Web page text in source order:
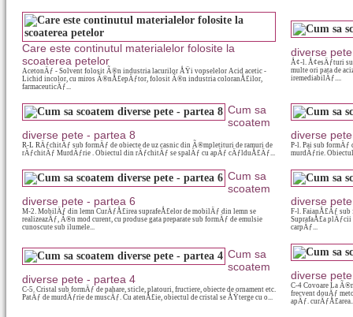
Care este continutul materialelor folosite la
scoaterea petelor
AcetonÄƒ - Solvent folosit Ã®n industria lacurilor ÅŸi vopselelor Acid acetic -
Lichid incolor, cu miros Ã®nÅ£epÄƒtor, folosit Ã®n industria coloranÅ£ilor,
farmaceuticÄƒ...
diverse
Å¢-l. Å¢esÄƒturi
multe ori pata de
iremediabilÄƒ....
Cum sa
scoatem
diverse pete - partea 8
R-L RÄƒchitÄƒ sub formÄƒ de obiecte de uz casnic din Ã®mpletituri de ramuri de
rÄƒchitÄƒ MurdÄƒrie . Obiectul din rÄƒchitÄƒ se spalÄƒ cu apÄƒ cÄƒlduÅ£Äƒ...
diverse
P-l. Pai sub
murdÄƒrie.
Cum sa
scoatem
diverse pete - partea 6
M-2. MobilÄƒ din lemn CurÄƒÅ£irea suprafeÅ£elor de mobilÄƒ din lemn se
realizeazÄƒ, Ã®n mod curent, cu produse gata preparate sub formÄƒ de emulsie
cunoscute sub ilumele...
diverse
F-l. FaianÅ£Äƒ sub
SuprafaÅ£a plÄƒcii
carpÄƒ...
Cum sa
scoatem
diverse pete - partea 4
C-5. Cristal sub formÄƒ de pahare, sticle, platouri, fructiere, obiecte de ornament etc.
PatÄƒ de murdÄƒrie de muscÄƒ. Cu atenÅ£ie, obiectul de cristal se ÅŸterge cu o...
diverse
C-4 Covoare La
frecvent douÄƒ
apÄƒ.